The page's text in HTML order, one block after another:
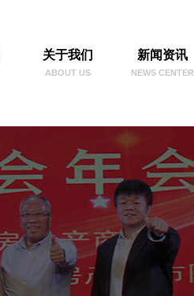
新闻资讯
NEWS CENTER
关于我们
ABOUT US